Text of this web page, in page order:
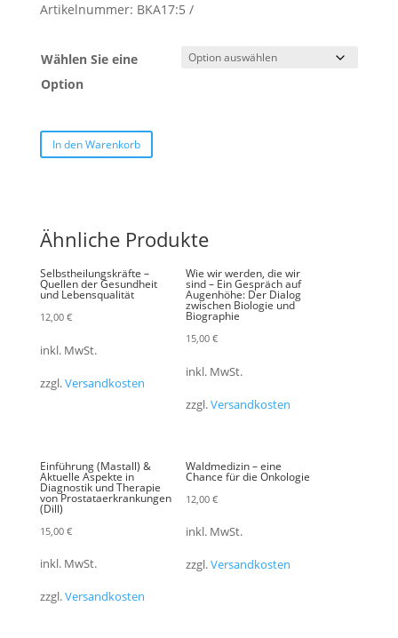
Artikelnummer: BKA17:5
Wählen Sie eine
Option
In den Warenkorb
Ähnliche Produkte
Selbstheilungskräfte –
Quellen der Gesundheit
und Lebensqualität
12,00 €
inkl. MwSt.
zzgl.Versandkosten
Wie wir werden, die wir
sind – Ein Gespräch auf
Augenhöhe: Der Dialog
zwischen Biologie und
Biographie
15,00 €
inkl. MwSt.
zzgl.Versandkosten
Einführung (Mastall) &
Aktuelle Aspekte in
Diagnostik und Therapie
von Prostataerkrankungen
(Dill)
15,00 €
inkl. MwSt.
zzgl.Versandkosten
Waldmedizin – eine
Chance für die Onkologie
12,00 €
inkl. MwSt.
zzgl.Versandkosten